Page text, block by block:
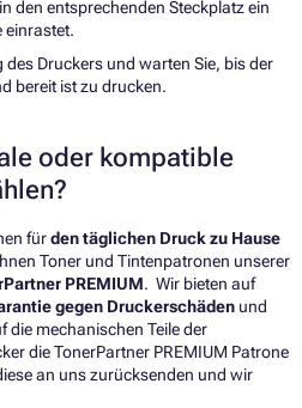
den entsprechenden Steckplatz ein
einrastet.
des Druckers und warten Sie, bis der
bereit ist zu drucken.
oder kompatible
fürden täglichen Druck zu Hause
Toner und Tintenpatronen unserer
PREMIUM. Wir bieten auf
gegen Druckerschäden und
die mechanischen Teile der
die TonerPartner PREMIUM Patrone
an uns zurücksenden und wir